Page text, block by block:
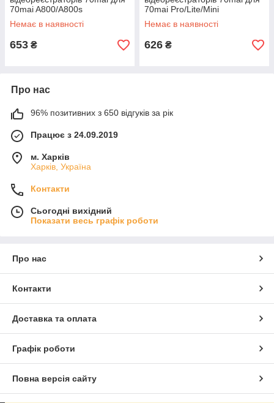
70mai A800/A800s
Немає в наявності
653 ₴
70mai Pro/Lite/Mini
Немає в наявності
626 ₴
Про нас
96% позитивних з 650 відгуків за рік
Працює з 24.09.2019
м. Харків
Харків, Україна
Контакти
Сьогодні вихідний
Показати весь графік роботи
Про нас
Контакти
Доставка та оплата
Графік роботи
Повна версія сайту